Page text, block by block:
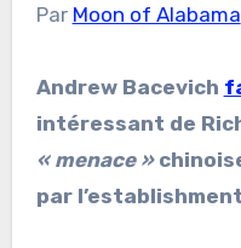
Par Moon of Alabama
Andrew Bacevich
intéressant de
« menace »
par